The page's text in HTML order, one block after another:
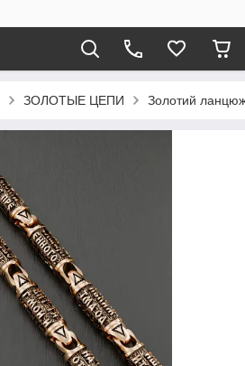
ЗОЛОТЫЕ ЦЕПИ Золотий